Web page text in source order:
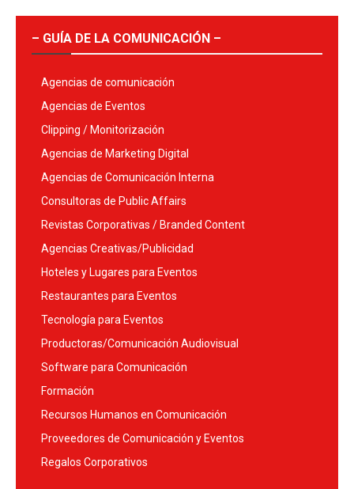
– GUÍA DE LA COMUNICACIÓN –
Agencias de comunicación
Agencias de Eventos
Clipping / Monitorización
Agencias de Marketing Digital
Agencias de Comunicación Interna
Consultoras de Public Affairs
Revistas Corporativas / Branded Content
Agencias Creativas/Publicidad
Hoteles y Lugares para Eventos
Restaurantes para Eventos
Tecnología para Eventos
Productoras/Comunicación Audiovisual
Software para Comunicación
Formación
Recursos Humanos en Comunicación
Proveedores de Comunicación y Eventos
Regalos Corporativos